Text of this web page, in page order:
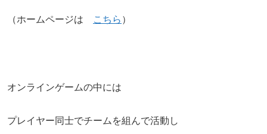
（ホームページは こちら ）
オンラインゲームの中には
プレイヤー同士でチームを組んで活動し